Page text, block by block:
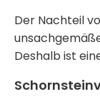
Der Nachteil
Deshalb ist